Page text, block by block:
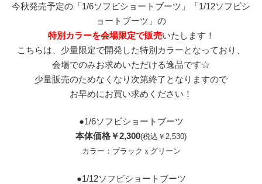
今秋発売予定の「1/6ソフビショートブーツ」「1/12ソフビシ
ョートブーツ」の
特別カラーを会場限定で販売いたします！
こちらは、少量限定で開発した特別カラーとなっており、
会場でのみお求めいただける逸品です☆
少量販売のためなくなり次第終了となりますので
お早めにお買い求めください！
●1/6ソフビショートブーツ
本体価格￥2,300(税込￥2,530)
カラー：ブラックｘグリーン
●1/12ソフビショートブーツ